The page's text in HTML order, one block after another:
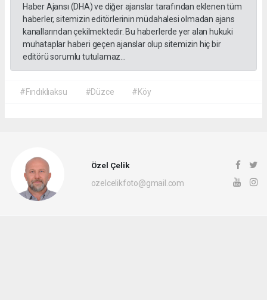
Haber Ajansı (DHA) ve diğer ajanslar tarafından eklenen tüm
haberler, sitemizin editörlerinin müdahalesi olmadan ajans
kanallarından çekilmektedir. Bu haberlerde yer alan hukuki
muhataplar haberi geçen ajanslar olup sitemizin hiç bir
editörü sorumlu tutulamaz...
#Fındıklıaksu #Düzce #Köy
Özel Çelik
ozelcelikfoto@gmail.com